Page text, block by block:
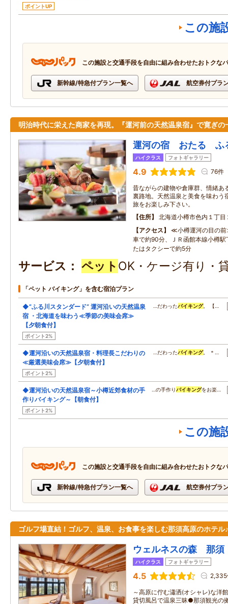
ポイントUP
この施
この施設と交通手段を自由に組み合わせたおトクな
新幹線/特急付プラン一覧へ 航空券付プラ
明治時代に栄えた商家を再現。『運河前の天然温泉宿』で寛ぎの
運河の宿 おたる ふ
ハイクラス フォトギャラリー
4.9 76件
昔ながらの建物や倉庫群、情緒あ
裏路地。天然温泉と美食を味わう
旅をお楽しみ下さい。
住所
北海道小樽市色内１丁目
アクセス
≪小樽運河の目の
車で約90分、ＪＲ函館本線小樽
たはタクシーで約5分
サービス ペット OK・ケージ有り・
「ペット バイキング」を含む宿泊プラン
◆”ふる川スタンダード” 運河沿いの天然温泉
宿 ・北海道を味わう≪季節の美味会席≫
【夕朝食付】
ポイント2%
…だわったバイキング。 【…
◆運河沿いの天然温泉宿・料理長こだわりの
≪厳選美味会席≫【夕朝食付】
ポイント2%
…だわったバイキング。 ＊…
◆運河沿いの天然温泉宿～小樽近郊食材の手
作りバイキング～【朝食付】
ポイント2%
…の手作りバイキングをお楽…
この施
この施設と交通手段を自由に組み合わせたおトクな
新幹線/特急付プラン一覧へ 航空券付プラ
ゴルフ場直結！ゴルフ、温泉、お食事を楽しむ那須高原のホテル♪
ウェルネスの森 那須
ハイクラス フォトギャラリー
4.5 2,335
～高原に佇む瀟洒(オシャレ)な洋
貸切風呂で温泉三昧●那須観光の